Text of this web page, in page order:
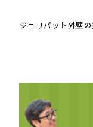
ジョリパット外壁